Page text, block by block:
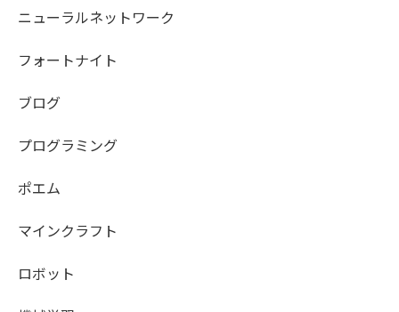
ニューラルネットワーク
フォートナイト
ブログ
プログラミング
ポエム
マインクラフト
ロボット